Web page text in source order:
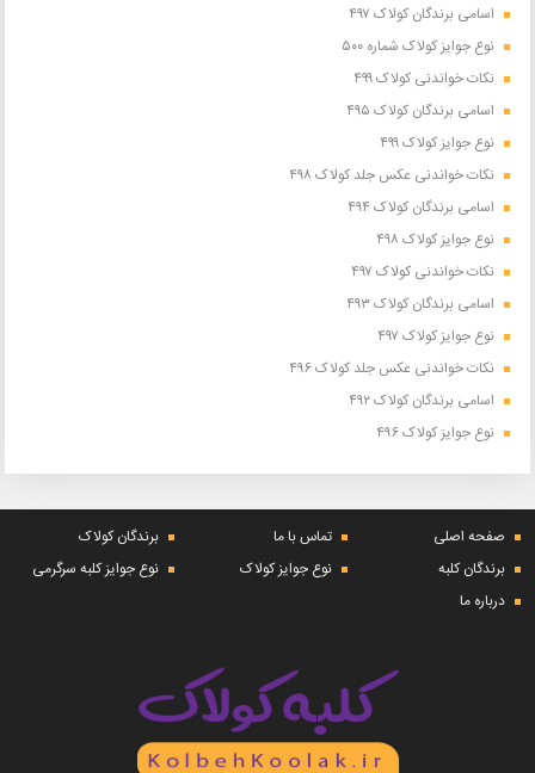
اسامی برندگان کولاک ۴۹۷
نوع جوایز کولاک شماره ۵۰۰
نکات خواندنی کولاک ۴۹۹
اسامی برندگان کولاک ۴۹۵
نوع جوایز کولاک ۴۹۹
نکات خواندنی عکس جلد کولاک ۴۹۸
اسامی برندگان کولاک ۴۹۴
نوع جوایز کولاک ۴۹۸
نکات خواندنی کولاک ۴۹۷
اسامی برندگان کولاک ۴۹۳
نوع جوایز کولاک ۴۹۷
نکات خواندنی عکس جلد کولاک ۴۹۶
اسامی برندگان کولاک ۴۹۲
نوع جوایز کولاک ۴۹۶
صفحه اصلی تماس با ما
برندگان کولاک
برندگان کلبه
نوع جوایز کولاک
نوع جوایز کلبه سرگرمی
درباره ما